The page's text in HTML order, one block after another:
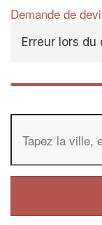
Demande de
Erreur lors